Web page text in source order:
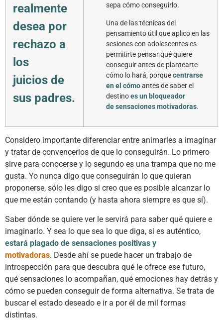
realmente
desea por
rechazo a
los
juicios de
sus padres.
sepa cómo conseguirlo.
Una de las técnicas del
pensamiento útil que aplico en las
sesiones con adolescentes es
permitirte pensar qué quiere
conseguir antes de plantearte
cómo lo hará, porquecentrarse
en el cómoantes de saber el
destinoes un bloqueador
desensaciones motivadoras.
Considero importante diferenciar entre animarles a imaginar
y tratar de convencerlos de que lo conseguirán. Lo primero
sirve para conocerse y lo segundo es una trampa que no me
gusta. Yo nunca digo que conseguirán lo que quieran
proponerse, sólo les digo si creo que es posible alcanzar lo
que me están contando (y hasta ahora siempre es que sí).
Saber dónde se quiere ver le servirá para saber qué quiere e
imaginarlo. Y sea lo que sea lo que diga, si es auténtico,
estará plagado de sensaciones positivas y
motivadoras. Desde ahí se puede hacer un trabajo de
introspección para que descubra qué le ofrece ese futuro,
qué sensaciones lo acompañan, qué emociones hay detrás y
cómo se pueden conseguir de forma alternativa. Se trata de
buscar el estado deseado e ir a por él de mil formas
distintas.